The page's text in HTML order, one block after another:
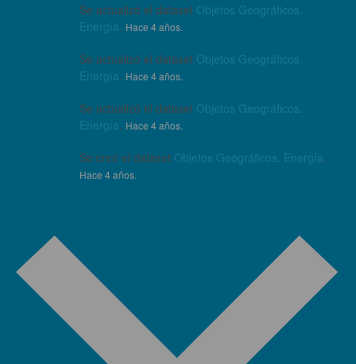
Se actualizó el dataset Objetos Geográficos.
Energía. Hace 4 años.
Se actualizó el dataset Objetos Geográficos.
Energía. Hace 4 años.
Se actualizó el dataset Objetos Geográficos.
Energía. Hace 4 años.
Se creó el dataset Objetos Geográficos. Energía.
Hace 4 años.